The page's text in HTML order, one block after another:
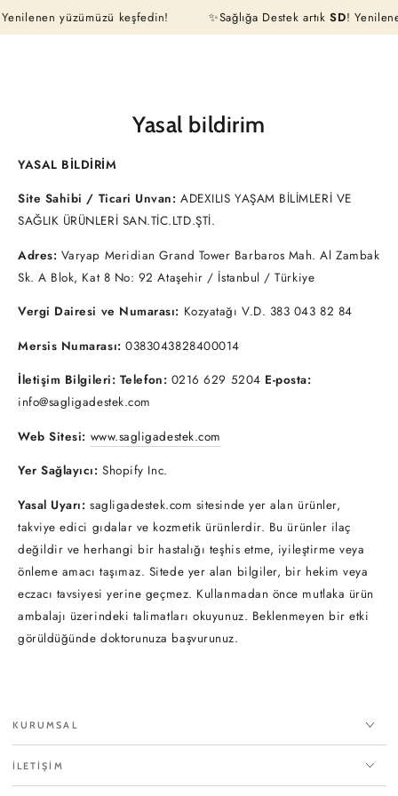
İÇERIĞE ATLA
yüzümüzü keşfedin! ✨Sağlığa Destek artık SD!
Yasal bildirim
YASAL BİLDİRİM
Site Sahibi / Ticari Unvan:ADEXILIS YAŞAM BİLİMLERİ VE
SAĞLIK ÜRÜNLERİ SAN.TİC.LTD.ŞTİ.
Adres: Varyap Meridian Grand Tower Barbaros Mah. Al Zambak
Sk. A Blok, Kat 8 No: 92 Ataşehir / İstanbul / Türkiye
Vergi Dairesi ve Numarası: Kozyatağı V.D. 383 043 82 84
Mersis Numarası: 0383043828400014
İletişim Bilgileri: Telefon: 0216 629 5204 E-posta:
info@sagligadestek.com
Web Sitesi: www.sagligadestek.com
Yer Sağlayıcı: Shopify Inc.
Yasal Uyarı: sagligadestek.com sitesinde yer alan ürünler,
takviye edici gıdalar ve kozmetik ürünlerdir. Bu ürünler ilaç
değildir ve herhangi bir hastalığı teşhis etme, iyileştirme veya
önleme amacı taşımaz. Sitede yer alan bilgiler, bir hekim veya
eczacı tavsiyesi yerine geçmez. Kullanmadan önce mutlaka ürün
ambalajı üzerindeki talimatları okuyunuz. Beklenmeyen bir etki
görüldüğünde doktorunuza başvurunuz.
KURUMSAL
İLETİŞİM